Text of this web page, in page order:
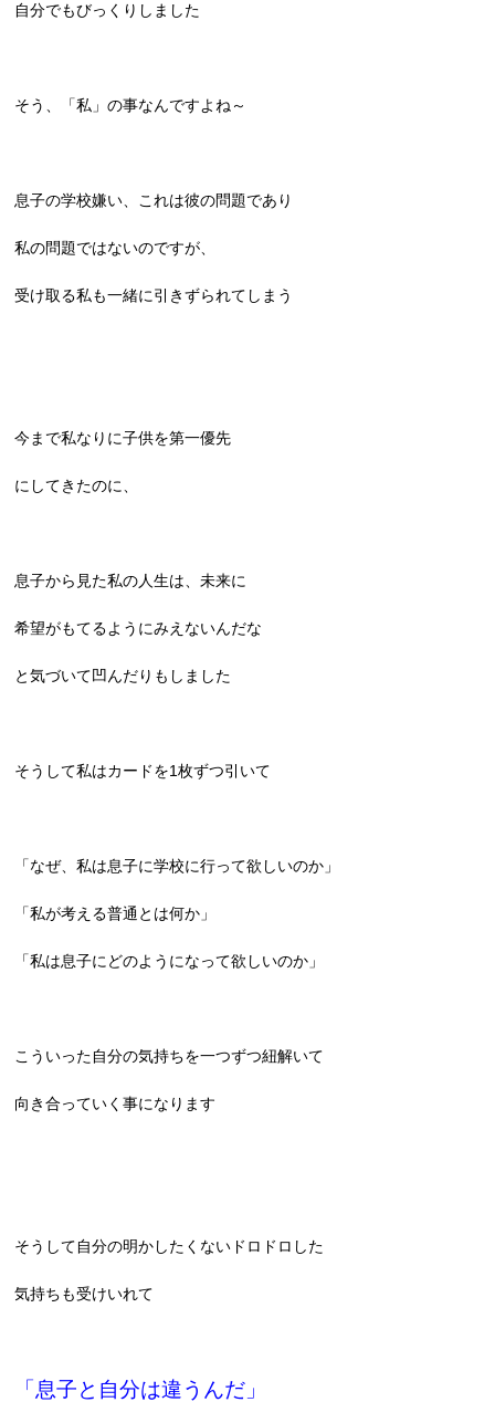
自分でもびっくりしました
そう、「私」の事なんですよね～
息子の学校嫌い、これは彼の問題であり
私の問題ではないのですが、
受け取る私も一緒に引きずられてしまう
今まで私なりに子供を第一優先
にしてきたのに、
息子から見た私の人生は、未来に
希望がもてるようにみえないんだな
と気づいて凹んだりもしました
そうして私はカードを1枚ずつ引いて
「なぜ、私は息子に学校に行って欲しいのか」
「私が考える普通とは何か」
「私は息子にどのようになって欲しいのか」
こういった自分の気持ちを一つずつ紐解いて
向き合っていく事になります
そうして自分の明かしたくないドロドロした
気持ちも受けいれて
「息子と自分は違うんだ」